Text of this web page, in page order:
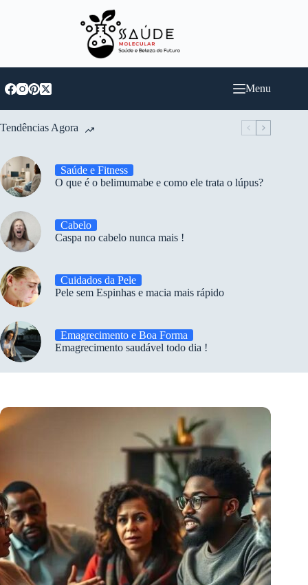
Menu
Tendências Agora
Saúde e Fitness
O que é o belimumabe e como ele trata o lúpus?
Cabelo
Caspa no cabelo nunca mais !
Cuidados da Pele
Pele sem Espinhas e macia mais rápido
Emagrecimento e Boa Forma
Emagrecimento saudável todo dia !